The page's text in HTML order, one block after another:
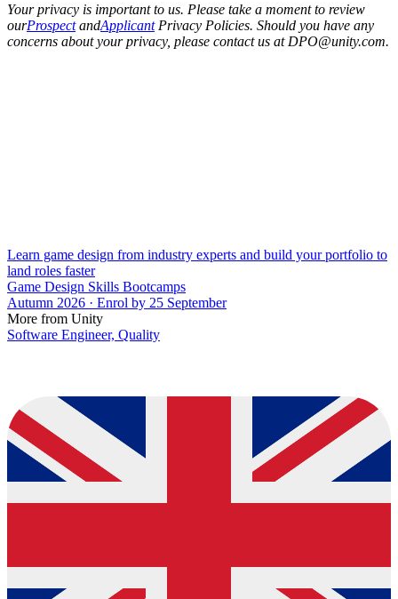
Your privacy is important to us. Please take a moment to review
ourProspectandApplicantPrivacy Policies. Should you have any
concerns about your privacy, please contact us at DPO@unity.com.
Learn game design from industry experts and build your portfolio to
land roles faster
Game Design Skills Bootcamps
Autumn 2026 · Enrol by 25 September
More from Unity
Software Engineer, Quality